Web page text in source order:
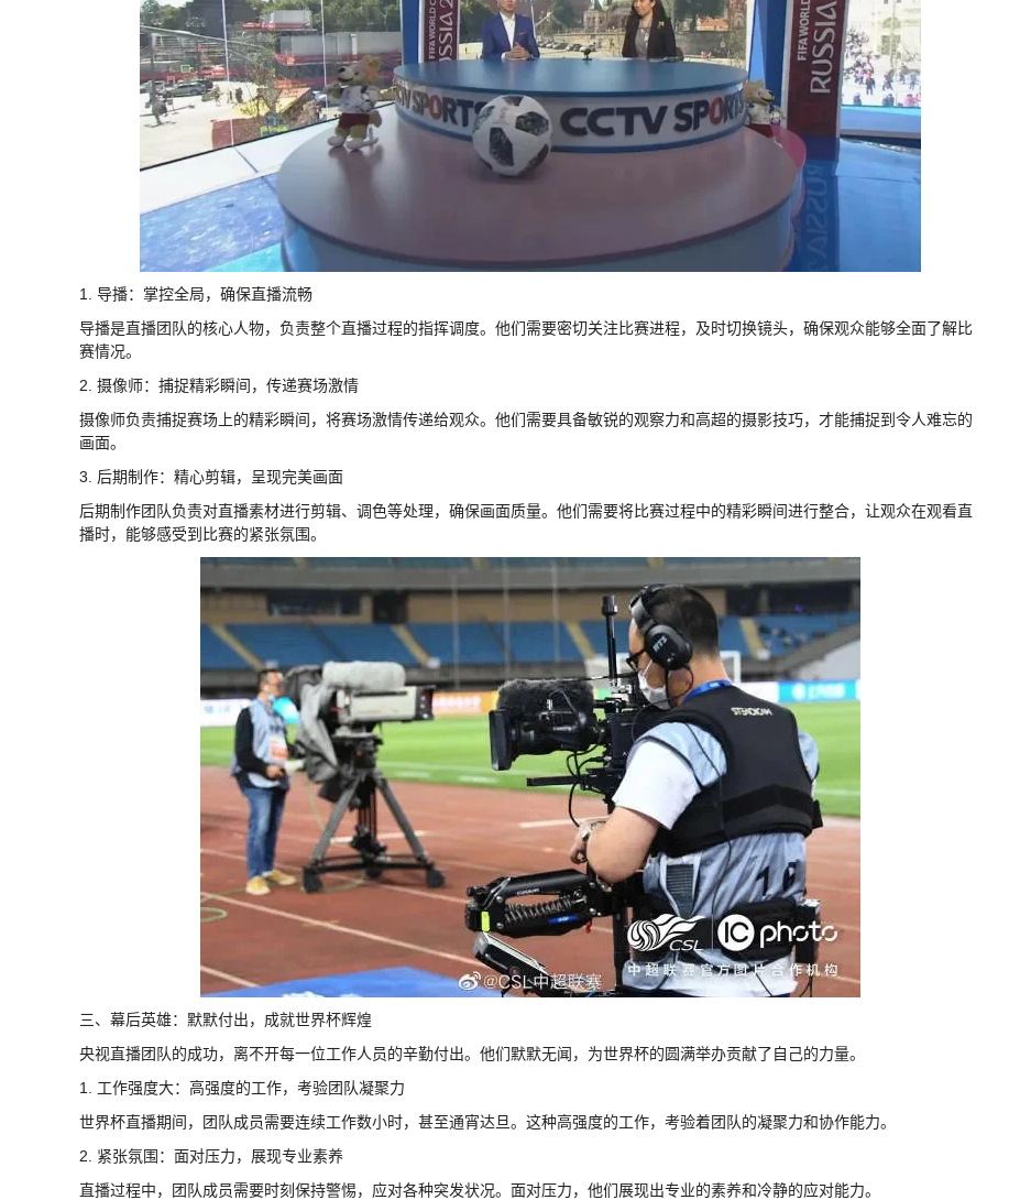
1. 导播：掌控全局，确保直播流畅
导播是直播团队的核心人物，负责整个直播过程的指挥调度。他们需要密切关注比赛进程，及时切换镜头，确保观众能够全面了解比
赛情况。
2. 摄像师：捕捉精彩瞬间，传递赛场激情
摄像师负责捕捉赛场上的精彩瞬间，将赛场激情传递给观众。他们需要具备敏锐的观察力和高超的摄影技巧，才能捕捉到令人难忘的
画面。
3. 后期制作：精心剪辑，呈现完美画面
后期制作团队负责对直播素材进行剪辑、调色等处理，确保画面质量。他们需要将比赛过程中的精彩瞬间进行整合，让观众在观看直
播时，能够感受到比赛的紧张氛围。
三、幕后英雄：默默付出，成就世界杯辉煌
央视直播团队的成功，离不开每一位工作人员的辛勤付出。他们默默无闻，为世界杯的圆满举办贡献了自己的力量。
1. 工作强度大：高强度的工作，考验团队凝聚力
世界杯直播期间，团队成员需要连续工作数小时，甚至通宵达旦。这种高强度的工作，考验着团队的凝聚力和协作能力。
2. 紧张氛围：面对压力，展现专业素养
直播过程中，团队成员需要时刻保持警惕，应对各种突发状况。面对压力，他们展现出专业的素养和冷静的应对能力。